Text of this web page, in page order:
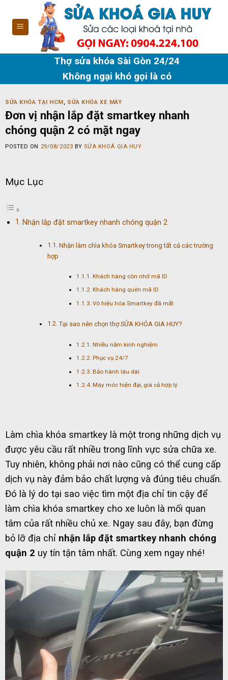
content
Thợ sửa khóa Sài Gòn 24/24
Không ngại khó gọi là có
SỬA KHÓA TẠI HCM, SỬA KHÓA XE MÁY
Đơn vị nhận lắp đặt smartkey nhanh
chóng quận 2 có mặt ngay
POSTED ON 29/08/2023 BY SỬA KHOÁ GIA HUY
Mục Lục
Nhận lắp đặt smartkey nhanh chóng quận 2
Nhận làm chìa khóa Smartkey trong tất cả các trường
hợp
Khách hàng còn nhớ mã ID
Khách hàng quên mã ID
Vô hiệu hóa Smartkey đã mất
Tại sao nên chọn thợ SỬA KHÓA GIA HUY?
Nhiều năm kinh nghiệm
Phục vụ 24/7
Bảo hành lâu dài
Máy móc hiện đại, giá cả hợp lý
Làm chìa khóa smartkey là một trong những dịch vụ
được yêu cầu rất nhiều trong lĩnh vực sửa chữa xe.
Tuy nhiên, không phải nơi nào cũng có thể cung cấp
dịch vụ này đảm bảo chất lượng và đúng tiêu chuẩn.
Đó là lý do tại sao việc tìm một địa chỉ tin cậy để
làm chìa khóa smartkey cho xe luôn là mối quan
tâm của rất nhiều chủ xe. Ngay sau đây, bạn đừng
bỏ lỡ địa chỉ nhận lắp đặt smartkey nhanh chóng
quận 2 uy tín tận tâm nhất. Cùng xem ngay nhé!